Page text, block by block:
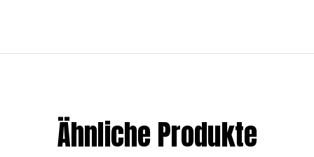
Ähnliche Produkte